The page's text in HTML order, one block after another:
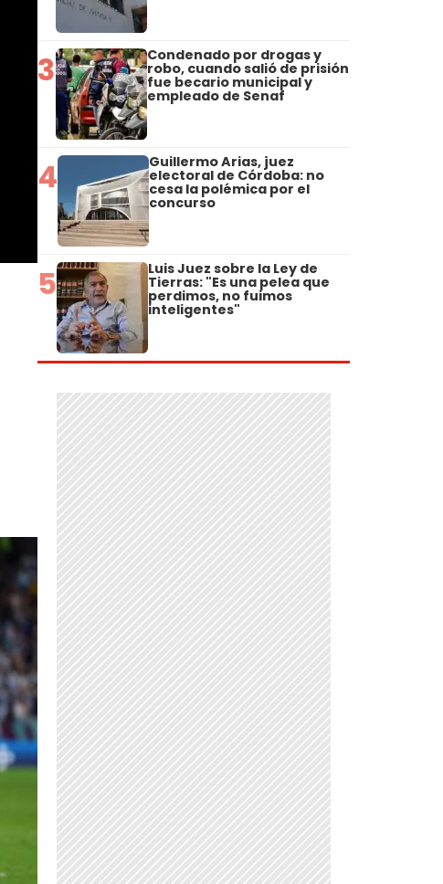
3 Condenado por drogas y
robo, cuando salió de prisión
fue becario municipal y
empleado de Senaf
4 Guillermo Arias, juez
electoral de Córdoba: no
cesa la polémica por el
concurso
5 Luis Juez sobre la Ley de
Tierras: "Es una pelea que
perdimos, no fuimos
inteligentes"